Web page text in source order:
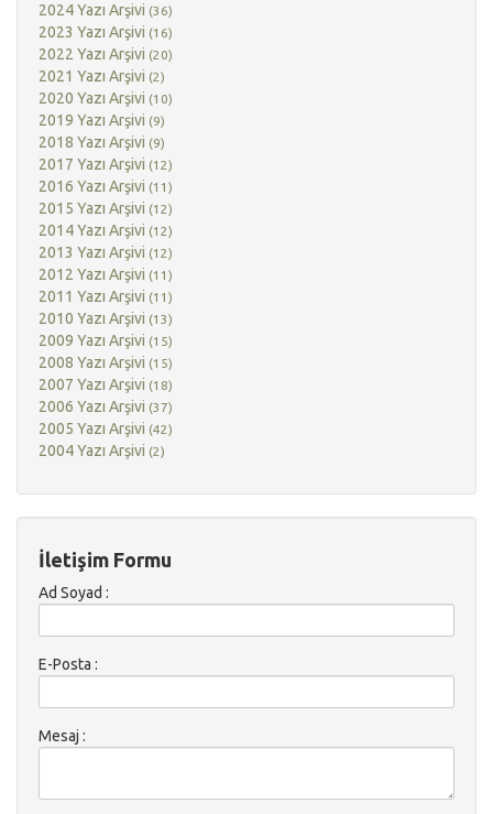
2024 Yazı Arşivi (36)
2023 Yazı Arşivi (16)
2022 Yazı Arşivi (20)
2021 Yazı Arşivi (2)
2020 Yazı Arşivi (10)
2019 Yazı Arşivi (9)
2018 Yazı Arşivi (9)
2017 Yazı Arşivi (12)
2016 Yazı Arşivi (11)
2015 Yazı Arşivi (12)
2014 Yazı Arşivi (12)
2013 Yazı Arşivi (12)
2012 Yazı Arşivi (11)
2011 Yazı Arşivi (11)
2010 Yazı Arşivi (13)
2009 Yazı Arşivi (15)
2008 Yazı Arşivi (15)
2007 Yazı Arşivi (18)
2006 Yazı Arşivi (37)
2005 Yazı Arşivi (42)
2004 Yazı Arşivi (2)
İletişim Formu
Ad Soyad :
E-Posta :
Mesaj :